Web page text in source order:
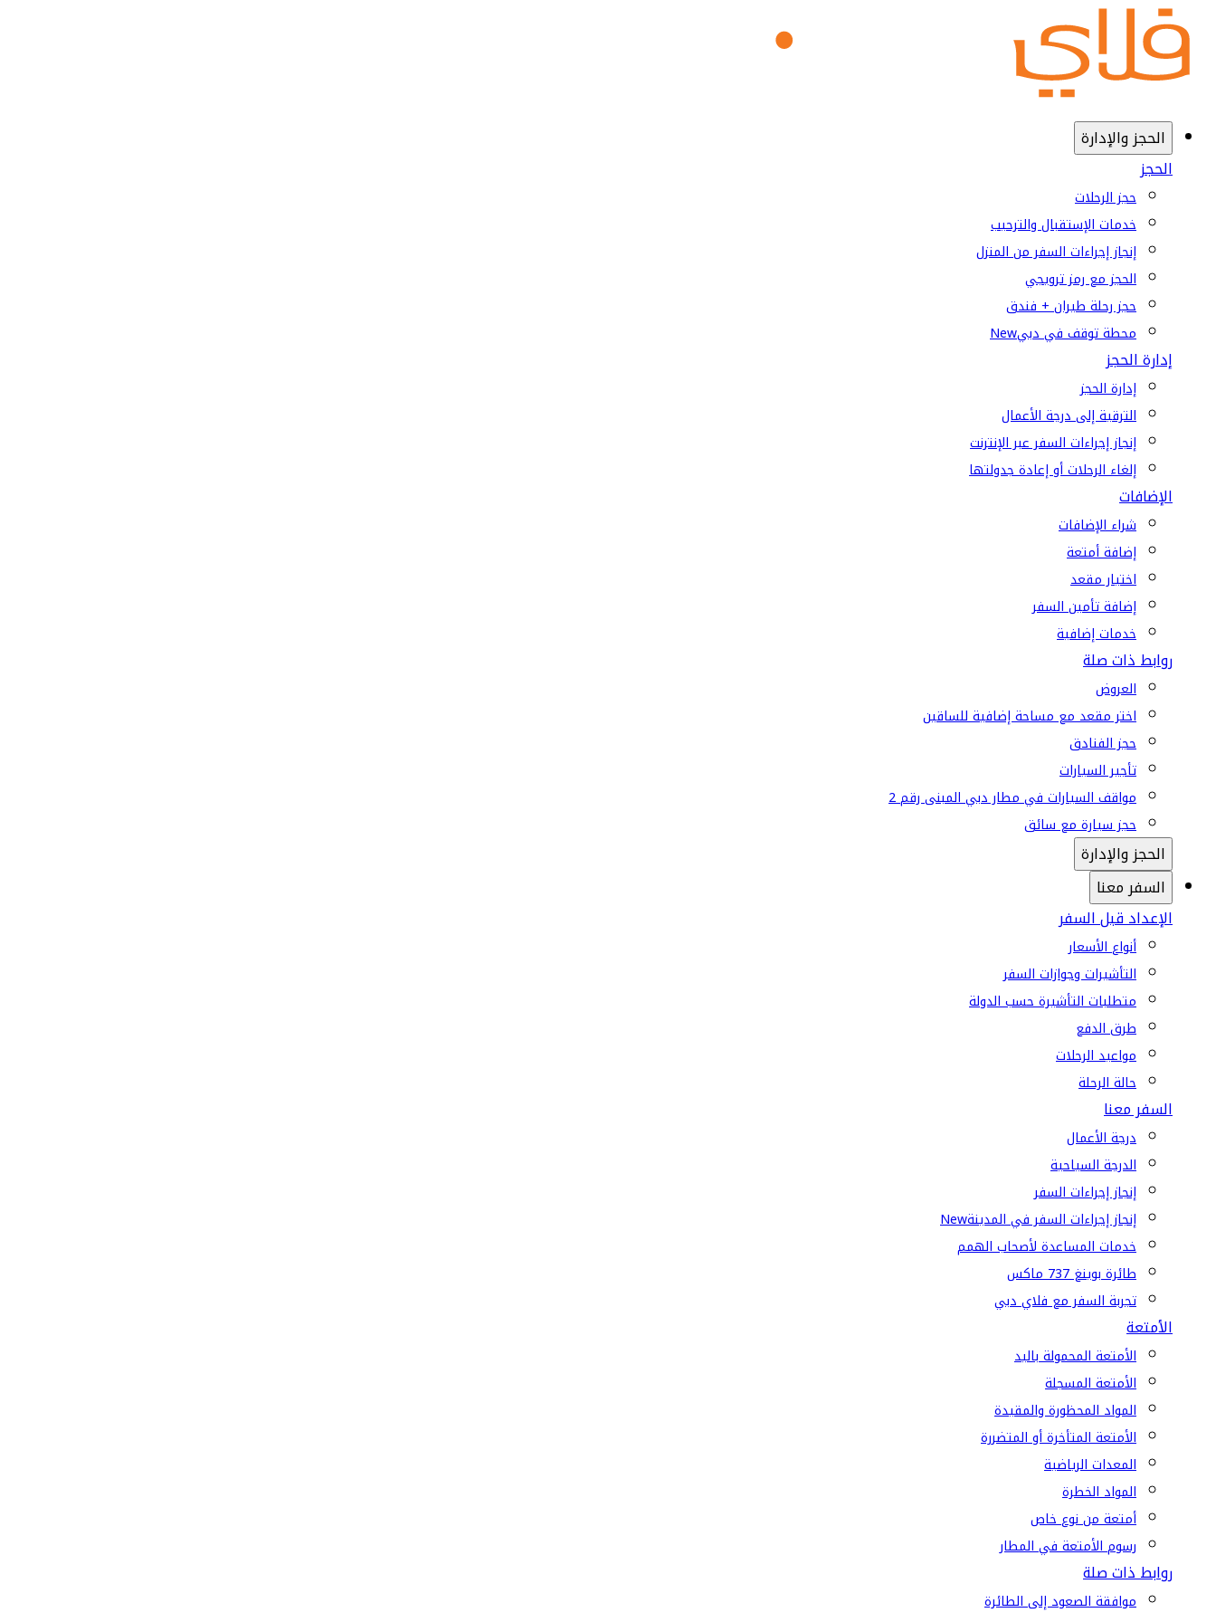
الحجز والإدارة
الحجز
حجز الرحلات
خدمات الإستقبال والترحيب
إنجاز إجراءات السفر من المنزل
الحجز مع رمز ترويجي
حجز رحلة طيران + فندق
محطة توقف في دبيNew
إدارة الحجز
إدارة الحجز
الترقية إلى درجة الأعمال
إنجاز إجراءات السفر عبر الإنترنت
إلغاء الرحلات أو إعادة جدولتها
الإضافات
شراء الإضافات
إضافة أمتعة
اختيار مقعد
إضافة تأمين السفر
خدمات إضافية
روابط ذات صلة
العروض
اختر مقعد مع مساحة إضافية للساقين
حجز الفنادق
تأجير السيارات
مواقف السيارات في مطار دبي المبنى رقم 2
حجز سيارة مع سائق
الحجز والإدارة
السفر معنا
الإعداد قبل السفر
أنواع الأسعار
التأشيرات وجوازات السفر
متطلبات التأشيرة حسب الدولة
طرق الدفع
مواعيد الرحلات
حالة الرحلة
السفر معنا
درجة الأعمال
الدرجة السياحية
إنجاز إجراءات السفر
إنجاز إجراءات السفر في المدينةNew
خدمات المساعدة لأصحاب الهمم
طائرة بوينغ 737 ماكس
تجربة السفر مع فلاي دبي
الأمتعة
الأمتعة المحمولة باليد
الأمتعة المسجلة
المواد المحظورة والمقيدة
الأمتعة المتأخرة أو المتضررة
المعدات الرياضية
المواد الخطرة
أمتعة من نوع خاص
رسوم الأمتعة في المطار
روابط ذات صلة
موافقة الصعود إلى الطائرة